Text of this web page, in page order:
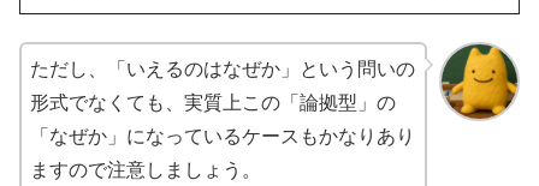
ただし、「いえるのはなぜか」という問いの
形式でなくても、実質上この「論拠型」の
「なぜか」になっているケースもかなりあり
ますので注意しましょう。